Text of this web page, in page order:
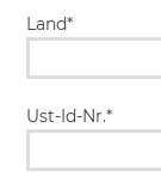
Land*
Ust-Id-Nr.*